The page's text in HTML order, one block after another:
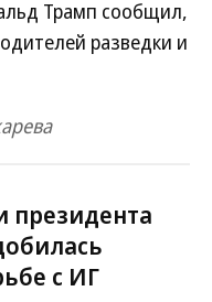
Трамп сообщил,
разведки и
президента
с ИГ